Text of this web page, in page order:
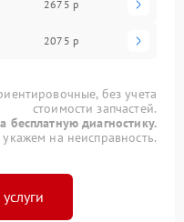
2675 р
2075 р
без учета
стоимости запчастей.
бесплатную диагностику.
на неисправность.